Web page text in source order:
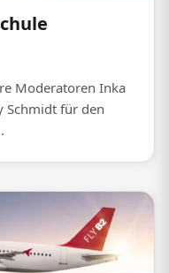
Moderatoren Inka
Schmidt für den